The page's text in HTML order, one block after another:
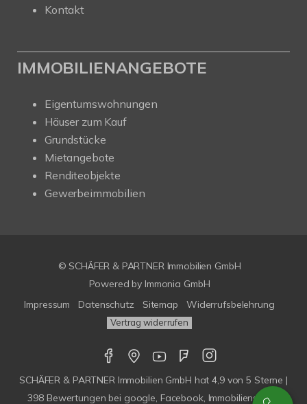
Kontakt
IMMOBILIENANGEBOTE
Eigentumswohnungen
Häuser zum Kauf
Grundstücke
Mietangebote
Renditeobjekte
Gewerbeimmobilien
© SCHÄFER & PARTNER Immobilien GmbH
Powered by Immonia GmbH
Impressum
Datenschutz Sitemap Widerrufsbelehrung
Vertrag widerrufen
SCHÄFER & PARTNER Immobilien GmbH hat4,9von5 Sterne |
398 Bewertungen bei google, Facebook, Immobilienscout,